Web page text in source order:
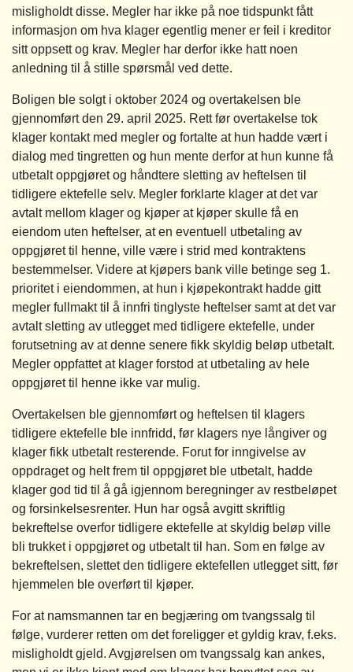
misligholdt disse. Megler har ikke på noe tidspunkt fått
informasjon om hva klager egentlig mener er feil i kreditor
sitt oppsett og krav. Megler har derfor ikke hatt noen
anledning til å stille spørsmål ved dette.
Boligen ble solgt i oktober 2024 og overtakelsen ble
gjennomført den 29. april 2025. Rett før overtakelse tok
klager kontakt med megler og fortalte at hun hadde vært i
dialog med tingretten og hun mente derfor at hun kunne få
utbetalt oppgjøret og håndtere sletting av heftelsen til
tidligere ektefelle selv. Megler forklarte klager at det var
avtalt mellom klager og kjøper at kjøper skulle få en
eiendom uten heftelser, at en eventuell utbetaling av
oppgjøret til henne, ville være i strid med kontraktens
bestemmelser. Videre at kjøpers bank ville betinge seg 1.
prioritet i eiendommen, at hun i kjøpekontrakt hadde gitt
megler fullmakt til å innfri tinglyste heftelser samt at det var
avtalt sletting av utlegget med tidligere ektefelle, under
forutsetning av at denne senere fikk skyldig beløp utbetalt.
Megler oppfattet at klager forstod at utbetaling av hele
oppgjøret til henne ikke var mulig.
Overtakelsen ble gjennomført og heftelsen til klagers
tidligere ektefelle ble innfridd, før klagers nye långiver og
klager fikk utbetalt resterende. Forut for inngivelse av
oppdraget og helt frem til oppgjøret ble utbetalt, hadde
klager god tid til å gå igjennom beregninger av restbeløpet
og forsinkelsesrenter. Hun har også avgitt skriftlig
bekreftelse overfor tidligere ektefelle at skyldig beløp ville
bli trukket i oppgjøret og utbetalt til han. Som en følge av
bekreftelsen, slettet den tidligere ektefellen utlegget sitt, før
hjemmelen ble overført til kjøper.
For at namsmannen tar en begjæring om tvangssalg til
følge, vurderer retten om det foreligger et gyldig krav, f.eks.
misligholdt gjeld. Avgjørelsen om tvangssalg kan ankes,